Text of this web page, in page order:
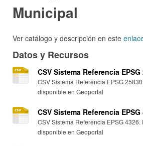
Municipal
Ver catálogo y descripción en este
Datos y Recursos
CSV Sistema Referencia EPSG
CSV Sistema Referencia EPSG
disponible en Geoportal
CSV Sistema Referencia EPSG
CSV Sistema Referencia EPSG
disponible en Geoportal